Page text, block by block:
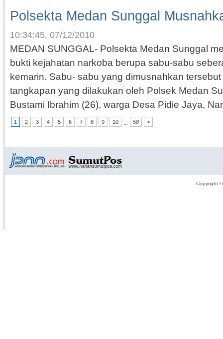
Polsekta Medan Sunggal
10:34:45, 07/12/2010
MEDAN SUNGGAL- Polsekta Medan Sunggal
bukti kejahatan narkoba berupa sabu-sabu
kemarin. Sabu- sabu yang dimusnahkan
tangkapan yang dilakukan oleh Polsek Medan
Bustami Ibrahim (26), warga Desa Pidie Jaya,
1 2 3 4 5 6 7 8 9 10 58 >
Copyright